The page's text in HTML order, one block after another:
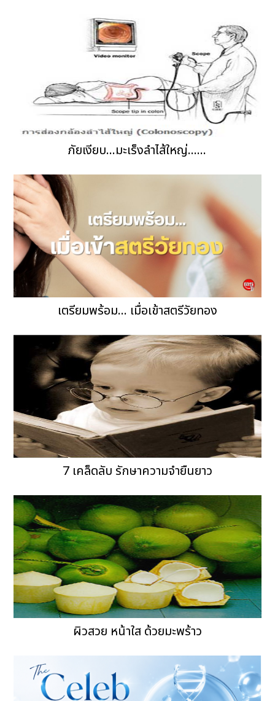
ภัยเงียบ...มะเร็งลำไส้ใหญ่......
เตรียมพร้อม... เมื่อเข้าสตรีวัยทอง
7 เคล็ดลับ รักษาความจำยืนยาว
ผิวสวย หน้าใส ด้วยมะพร้าว